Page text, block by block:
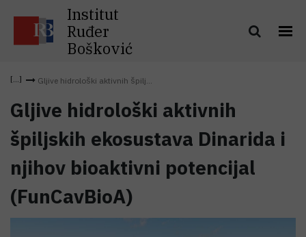
Institut
Ruđer
Bošković
Gljive hidrološki aktivnih špilj...
Gljive hidrološki aktivnih
špiljskih ekosustava Dinarida i
njihov bioaktivni potencijal
(FunCavBioA)